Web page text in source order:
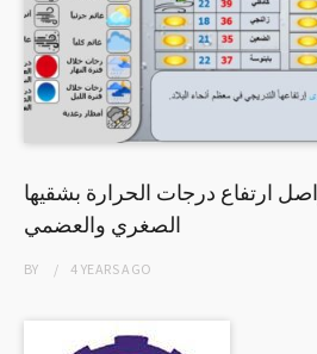
ارتفاع درجات الحرارة بشقيها
الصغري والعضمي
BY 4 YEARSAGO